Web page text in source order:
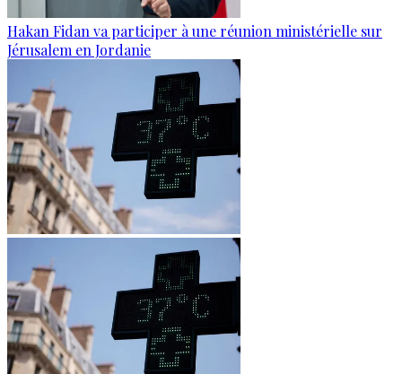
Hakan Fidan va participer à une réunion ministérielle sur
Jérusalem en Jordanie